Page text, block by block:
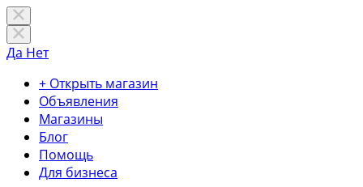
Да Нет
+ Открыть магазин
Объявления
Магазины
Блог
Помощь
Для бизнеса